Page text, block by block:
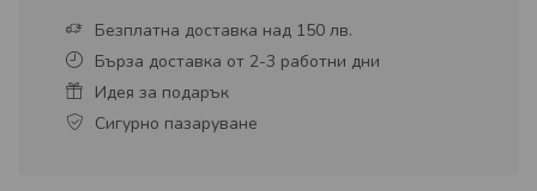
Безплатна доставка над 150 лв.
Бърза доставка от 2-3 работни дни
Идея за подарък
Сигурно пазаруване